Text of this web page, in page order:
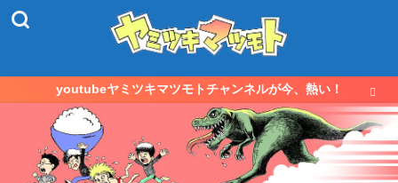
youtubeヤミツキマツモトチャンネルが今、熱い！